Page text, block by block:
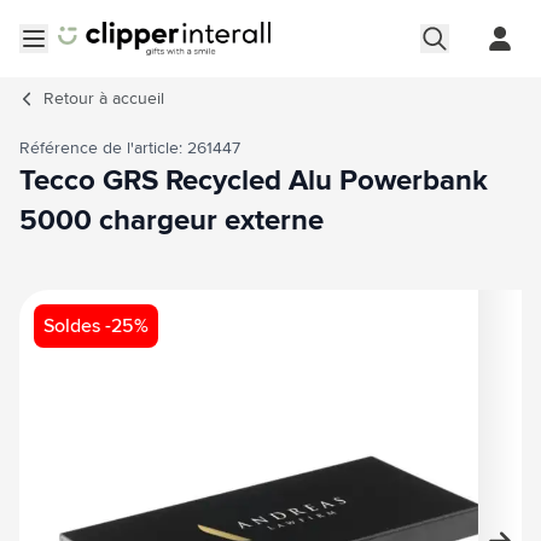
Retour à accueil
Soldes -25%
Image principale
Cliquez pour voir l'image en plein écran
Référence de l'article: 261447
Tecco GRS Recycled Alu Powerbank
5000 chargeur externe